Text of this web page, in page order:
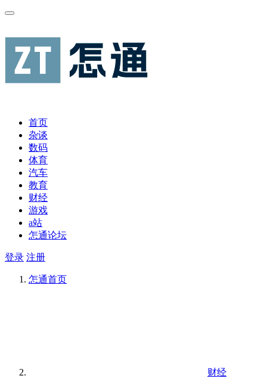
首页
杂谈
数码
体育
汽车
教育
财经
游戏
a站
怎通论坛
登录 注册
怎通首页
财经